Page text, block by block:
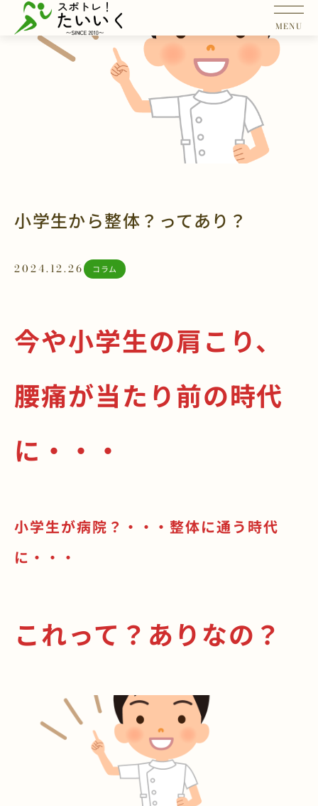
小学生から整体？ってあり？
2024.12.26 コラム
今や小学生の肩こり、
腰痛が当たり前の時代
に・・・
小学生が病院？・・・整体に通う時代
に・・・
これって？ありなの？